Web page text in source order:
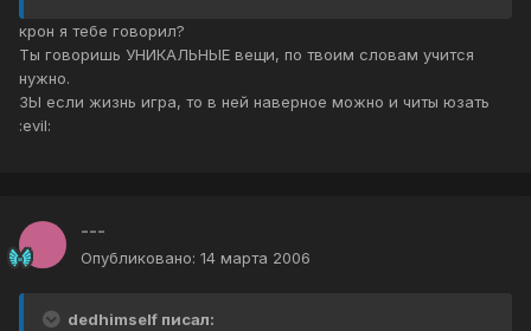
крон я тебе говорил?
Ты говоришь УНИКАЛЬНЫЕ вещи, по твоим словам учится
нужно.
ЗЫ если жизнь игра, то в ней наверное можно и читы юзать
:evil:
---
Опубликовано: 14 марта 2006
dedhimself писал: